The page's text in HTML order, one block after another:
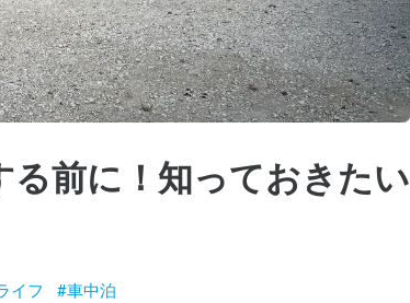
前に！知っておきたい
イフ #車中泊